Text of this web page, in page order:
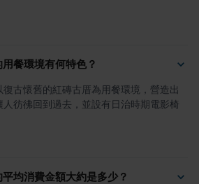
餐環境有何特色？
古懷舊的紅磚古厝為用餐環境，營造出
彷彿回到過去，並設有日治時期電影椅
均消費金額大約是多少？